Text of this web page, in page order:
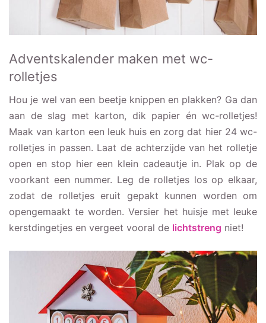
Adventskalender maken met wc-
rolletjes
Hou je wel van een beetje knippen en plakken? Ga dan
aan de slag met karton, dik papier én wc-rolletjes!
Maak van karton een leuk huis en zorg dat hier 24 wc-
rolletjes in passen. Laat de achterzijde van het rolletje
open en stop hier een klein cadeautje in. Plak op de
voorkant een nummer. Leg de rolletjes los op elkaar,
zodat de rolletjes eruit gepakt kunnen worden om
opengemaakt te worden. Versier het huisje met leuke
kerstdingetjes en vergeet vooral de lichtstreng niet!